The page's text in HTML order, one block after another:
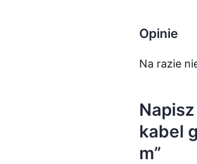
Opinie
Na razie
kabel
m”